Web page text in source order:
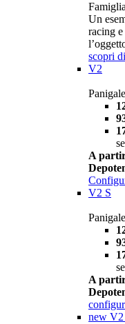
Un
racing
scopri
V2
A
V2 S
A
new V2